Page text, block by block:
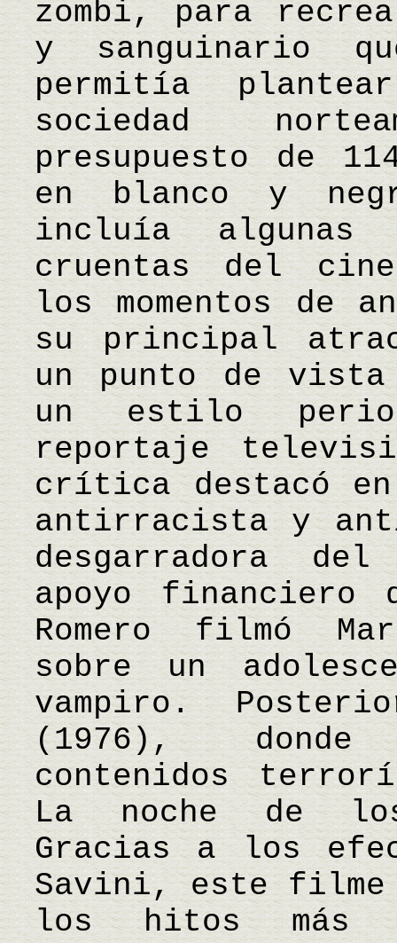
zombi, para
y sanguinario
permitía
sociedad
presupuesto de
en blanco y
incluía algunas
cruentas del cine
los momentos de
su principal
un punto de vista
un estilo
reportaje
crítica destacó en
antirracista y
desgarradora
apoyo financiero
Romero filmó
sobre un
vampiro.
(1976), donde
contenidos
La noche de
Gracias a los
Savini, este filme
los hitos más